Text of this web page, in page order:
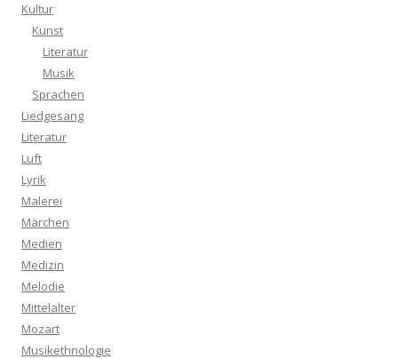
Kultur
Kunst
Literatur
Musik
Sprachen
Liedgesang
Literatur
Luft
Lyrik
Malerei
Märchen
Medien
Medizin
Melodie
Mittelalter
Mozart
Musikethnologie